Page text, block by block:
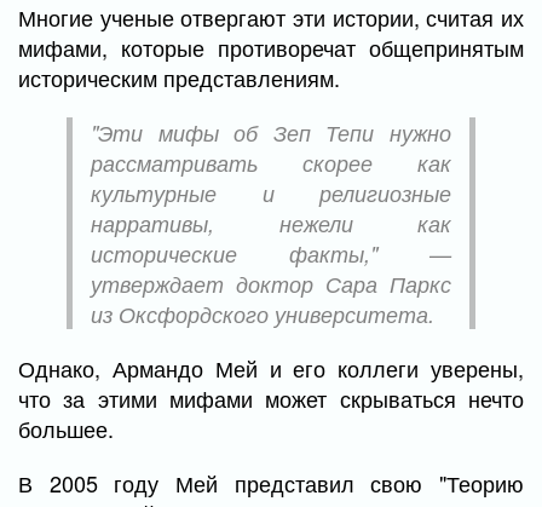
Многие ученые отвергают эти истории, считая их
мифами, которые противоречат общепринятым
историческим представлениям.
"Эти мифы об Зеп Тепи нужно
рассматривать скорее как
культурные и религиозные
нарративы, нежели как
исторические факты," —
утверждает доктор Сара Паркс
из Оксфордского университета.
Однако, Армандо Мей и его коллеги уверены,
что за этими мифами может скрываться нечто
большее.
В 2005 году Мей представил свою "Теорию